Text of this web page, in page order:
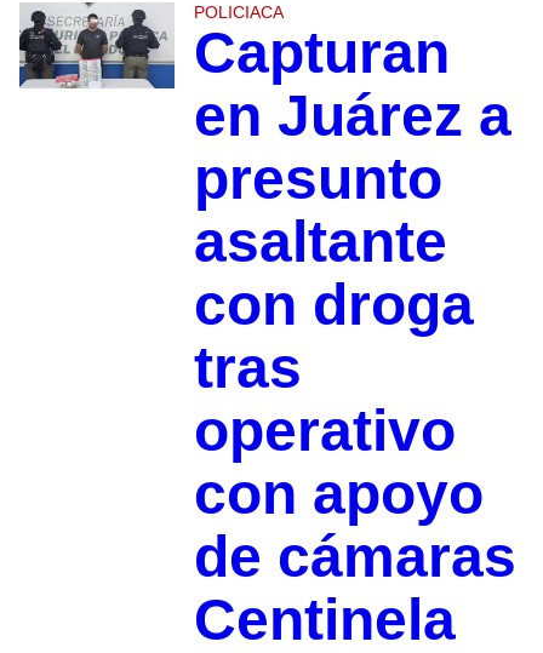
POLICIACA
Capturan
en Juárez a
presunto
asaltante
con droga
tras
operativo
con apoyo
de cámaras
Centinela